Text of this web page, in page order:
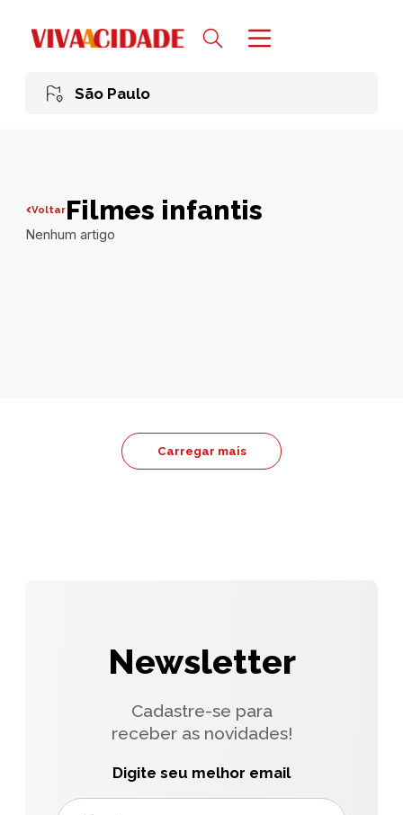
São Paulo
VoltarFilmes infantis
Nenhum artigo
Carregar mais
Newsletter
Cadastre-se para
receber as novidades!
Digite seu melhor email